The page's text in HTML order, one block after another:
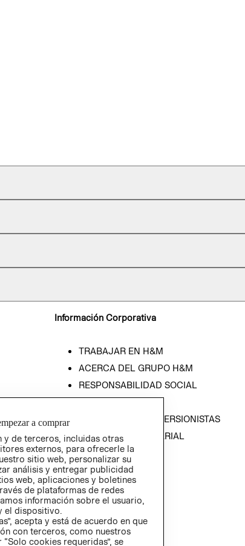
Información Corporativa
TRABAJAR EN H&M
ACERCA DEL GRUPO H&M
RESPONSABILIDAD SOCIAL
RELACIÓN CON INVERSIONISTAS
POLÍTICA EMPRESARIAL
a comprar
de terceros, incluidas otras
externos, para ofrecerle la
sitio web, personalizar su
análisis y entregar publicidad
web, aplicaciones y boletines
de plataformas de redes
información sobre el usuario,
el dispositivo.
acepta y está de acuerdo en que
con terceros, como nuestros
cookies requeridas”, se